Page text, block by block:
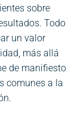
sobre
Todo
un valor
más allá
de manifiesto
comunes a la